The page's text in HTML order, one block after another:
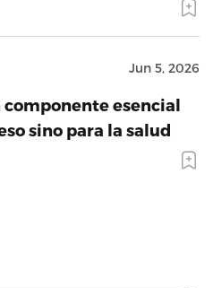
Jun 5, 2026
esencial
sino para la salud